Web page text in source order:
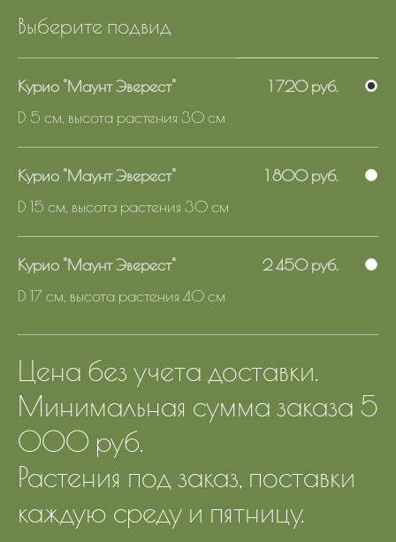
Выберите подвид
Курио "Маунт Эверест"
D 5 cм, высота растения 30 см
1 720 руб.
Курио "Маунт Эверест"
D 15 cм, высота растения 30 см
1 800 руб.
Курио "Маунт Эверест"
D 17 cм, высота растения 40 см
2 450 руб.
Цена без учета доставки.
Минимальная сумма заказа 5
000 руб.
Растения под заказ, поставки
каждую среду и пятницу.